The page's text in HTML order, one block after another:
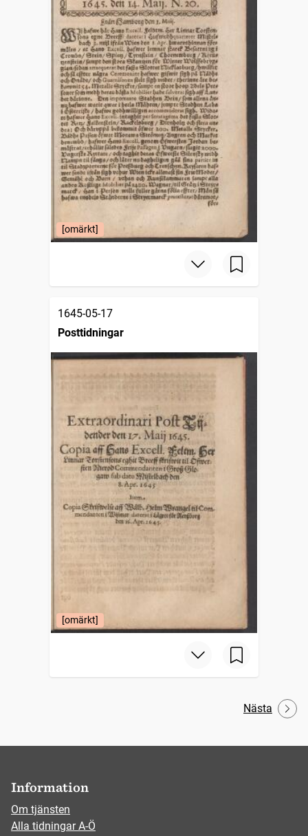
[omärkt]
1645-05-17
Posttidningar
[omärkt]
Nästa
Information
Om tjänsten
Alla tidningar A-Ö